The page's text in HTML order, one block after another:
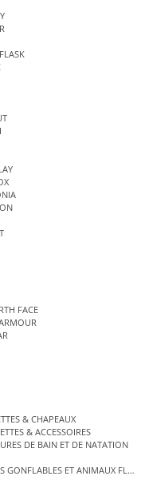
FACE
& CHAPEAUX
& ACCESSOIRES
DE BAIN ET DE NATATION
GONFLABLES ET ANIMAUX